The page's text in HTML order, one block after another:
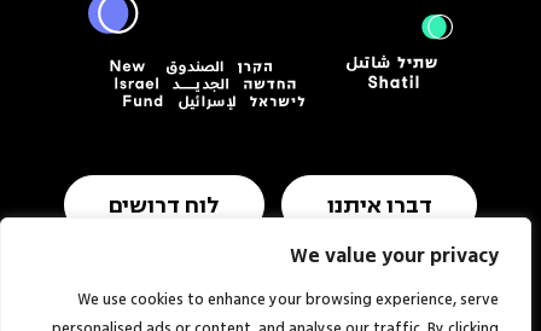
We value your privacy
We use cookies to enhance your browsing experience, serve
דברו איתנו לוח דרושים
תנאי שימוש ומדיניות פרטיות הצהרת נגישות